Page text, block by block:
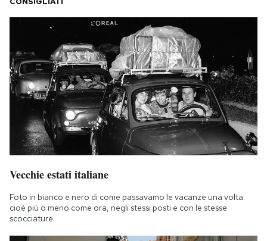
Vecchie estati italiane
Foto in bianco e nero di come passavamo le vacanze una volta:
cioè più o meno come ora, negli stessi posti e con le stesse
scocciature